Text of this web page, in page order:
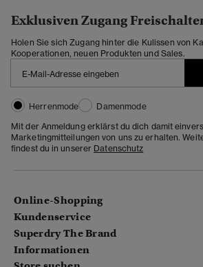
Exklusiven Zugang
Holen Sie sich Zugang hinter die Kulissen von
Kooperationen, neuen Produkten und Sales.
Herrenmode
Damenmode
Mit der Anmeldung erklärst du dich damit
Marketingmitteilungen von uns zu erhalten.
findest du in unserer Datenschutz
Online-Shopping
Kundenservice
Superdry The Brand
Informationen